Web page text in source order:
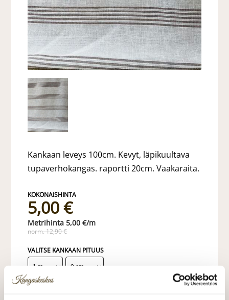
Kankaan leveys 100cm. Kevyt, läpikuultava
tupaverhokangas. raportti 20cm. Vaakaraita.
5,00 €
5,00 €/m
norm. 12,90 €
VALITSE KANKAAN PITUUS